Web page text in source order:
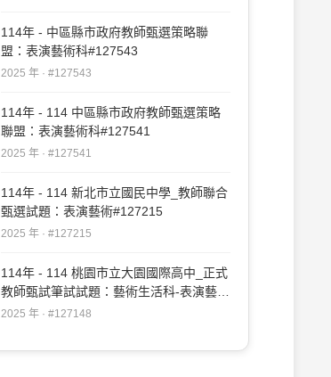
114年 - 中區縣市政府教師甄選策略聯
盟：表演藝術科#127543
2025 年 · #127543
114年 - 114 中區縣市政府教師甄選策略
聯盟：表演藝術科#127541
2025 年 · #127541
114年 - 114 新北市立國民中學_教師聯合
甄選試題：表演藝術#127215
2025 年 · #127215
114年 - 114 桃園市立大園國際高中_正式
教師甄試筆試試題：藝術生活科-表演藝術
專長#127148
2025 年 · #127148